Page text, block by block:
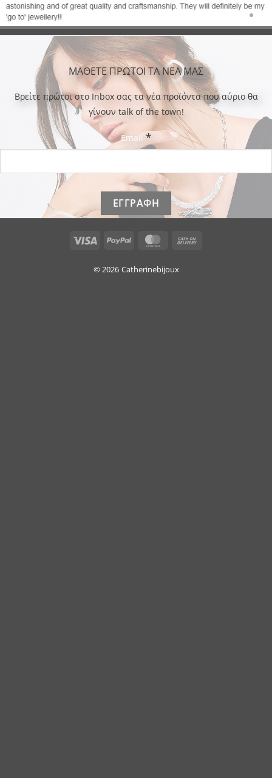
ΜΑΘΕΤΕ ΠΡΩΤΟΙ ΤΑ ΝΕΑ ΜΑΣ
Bρείτε πρώτοι στο Inbox σας τα νέα προϊόντα που αύριο θα
γίνουν talk of the town!
Email *
Visa PayPal MasterCard
© 2026 Catherinebijoux